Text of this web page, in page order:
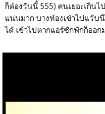
ก็ต้องวันนี้ 555) คนเยอะเกินไ
แน่นมาก บางห้องเข้าไปแว๊บ
ได้ เข้าไปตากแอร์ซักพักก็ออก